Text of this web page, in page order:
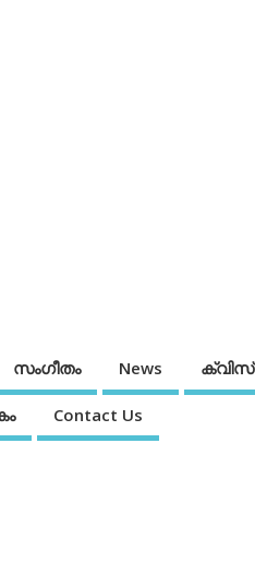
സംഗീതം News ക്വിസ്
Contact Us